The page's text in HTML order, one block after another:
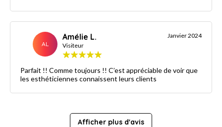
AL
Amélie L.
Visiteur
Janvier 2024
Parfait !! Comme toujours !! C’est appréciable de voir que
les esthéticiennes connaissent leurs clients
Afficher plus d'avis